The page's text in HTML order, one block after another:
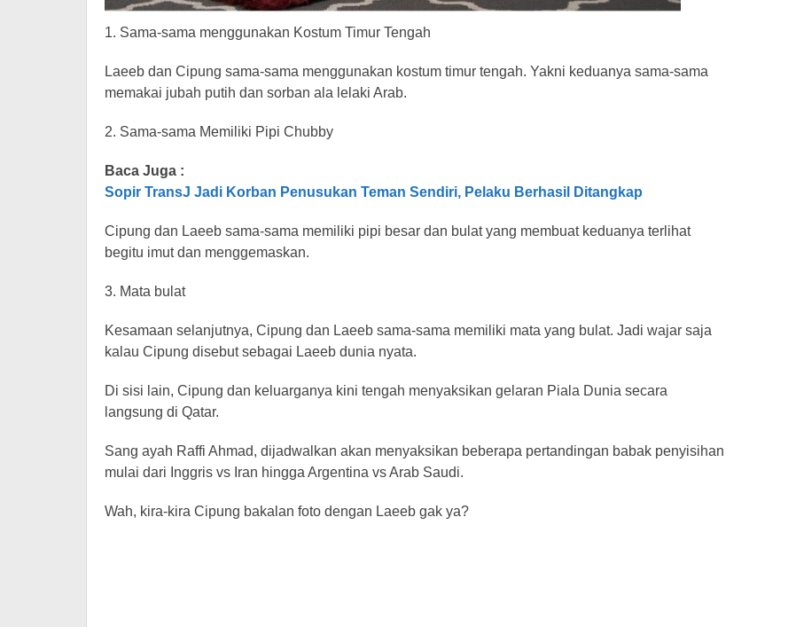
1. Sama-sama menggunakan Kostum Timur Tengah
Laeeb dan Cipung sama-sama menggunakan kostum timur tengah. Yakni keduanya sama-sama
memakai jubah putih dan sorban ala lelaki Arab.
2. Sama-sama Memiliki Pipi Chubby
Baca Juga :
Sopir TransJ Jadi Korban Penusukan Teman Sendiri, Pelaku Berhasil Ditangkap
Cipung dan Laeeb sama-sama memiliki pipi besar dan bulat yang membuat keduanya terlihat
begitu imut dan menggemaskan.
3. Mata bulat
Kesamaan selanjutnya, Cipung dan Laeeb sama-sama memiliki mata yang bulat. Jadi wajar saja
kalau Cipung disebut sebagai Laeeb dunia nyata.
Di sisi lain, Cipung dan keluarganya kini tengah menyaksikan gelaran Piala Dunia secara
langsung di Qatar.
Sang ayah Raffi Ahmad, dijadwalkan akan menyaksikan beberapa pertandingan babak penyisihan
mulai dari Inggris vs Iran hingga Argentina vs Arab Saudi.
Wah, kira-kira Cipung bakalan foto dengan Laeeb gak ya?